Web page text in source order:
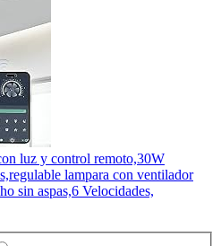
luz y control remoto,30W
lampara con ventilador
sin aspas,6 Velocidades,